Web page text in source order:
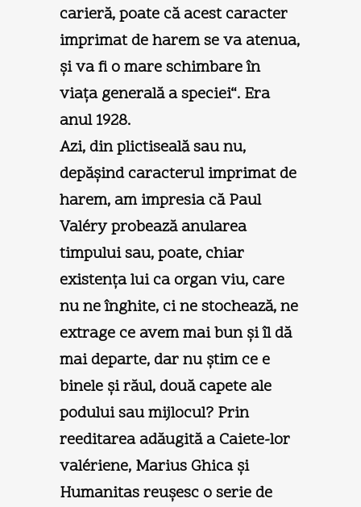
carieră, poate că acest caracter
imprimat de harem se va atenua,
şi va fi o mare schimbare în
viaţa generală a speciei“. Era
anul 1928.
Azi, din plictiseală sau nu,
depăşind caracterul imprimat de
harem, am impresia că Paul
Valéry probează anularea
timpului sau, poate, chiar
existenţa lui ca organ viu, care
nu ne înghite, ci ne stochează, ne
extrage ce avem mai bun şi îl dă
mai departe, dar nu ştim ce e
binele şi răul, două capete ale
podului sau mijlocul? Prin
reeditarea adăugită a Caiete-lor
valériene, Marius Ghica şi
Humanitas reuşesc o serie de